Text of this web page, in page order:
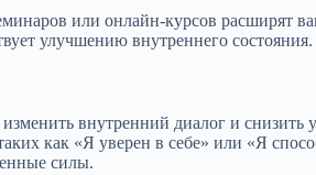
или онлайн-курсов расширят
улучшению внутреннего состояния.
внутренний диалог и снизить
как «Я уверен в себе» или «Я
силы.